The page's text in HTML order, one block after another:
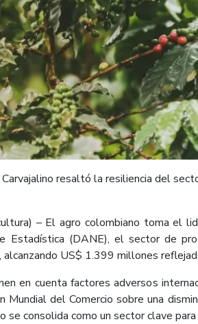
resaltó la resiliencia del
– El agro colombiano toma el
Estadística (DANE), el sector de
US$ 1.399 millones
en cuenta factores adversos
Mundial del Comercio sobre una
consolida como un sector clave